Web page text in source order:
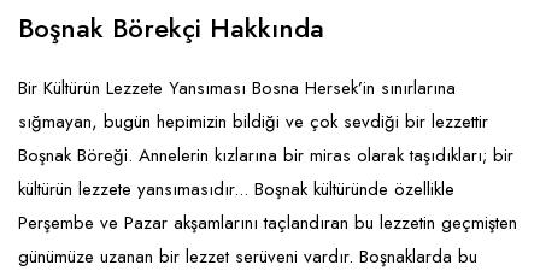
Ev Hizmetleri
Sağlık Güzellik
Turizm - Eğlence
Market FMGC - Katlı Mağaza
Mobilya ve Ev Tekstili
Oyuncak ve Hediyelik
Takı
Yapı Malzemesi - Hırdavat
Gayrimenkul
Gıda ve Sarf Malzemeleri
Güvenlik - Temizlik
Giyim - Aksesuar
Hukuk - Marka - Patent ve Tercüme
Boşnak Börekçi Hakkında
Bir Kültürün Lezzete Yansıması Bosna Hersek’in sınırlarına
sığmayan, bugün hepimizin bildiği ve çok sevdiği bir lezzettir
Boşnak Böreği. Annelerin kızlarına bir miras olarak taşıdıkları; bir
kültürün lezzete yansımasıdır... Boşnak kültüründe özellikle
Perşembe ve Pazar akşamlarını taçlandıran bu lezzetin geçmişten
günümüze uzanan bir lezzet serüveni vardır. Boşnaklarda bu